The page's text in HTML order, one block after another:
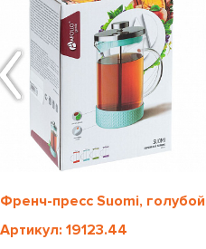
Френч-пресс Suomi, голубой
Артикул: 19123.44